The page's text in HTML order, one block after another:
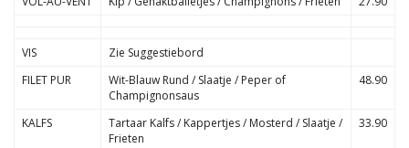
VIS
Zie Suggestiebord
FILET PUR
Wit-Blauw Rund / Slaatje / Peper of
Champignonsaus
48.90
KALFS
Tartaar Kalfs / Kappertjes / Mosterd / Slaatje /
Frieten
33.90